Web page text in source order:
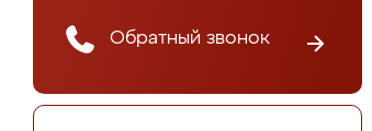
Обратный звонок